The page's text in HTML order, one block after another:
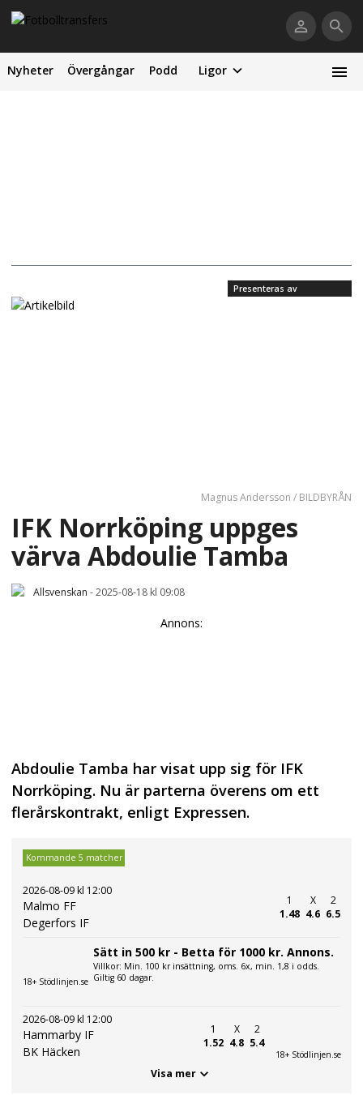
Nyheter Övergångar Podd Ligor
Presenteras av
Magnus Andersson / BILDBYRÅN
IFK Norrköping uppges
värva Abdoulie Tamba
Allsvenskan -2025-08-18 kl 09:08
Annons:
Abdoulie Tamba har visat upp sig för IFK
Norrköping. Nu är parterna överens om ett
flerårskontrakt, enligt Expressen.
Kommande 5 matcher
2026-08-09 kl 12:00
Malmo FF
Degerfors IF
1
1.48
X
4.6
2
6.5
18+ Stödlinjen.se
Sätt in 500 kr - Betta för 1000 kr. Annons.
Villkor: Min. 100 kr insättning, oms. 6x, min. 1,8 i odds.
Giltig 60 dagar.
2026-08-09 kl 12:00
Hammarby IF
BK Häcken
1
1.52
X
4.8
2
5.4
18+ Stödlinjen.se
Visa mer